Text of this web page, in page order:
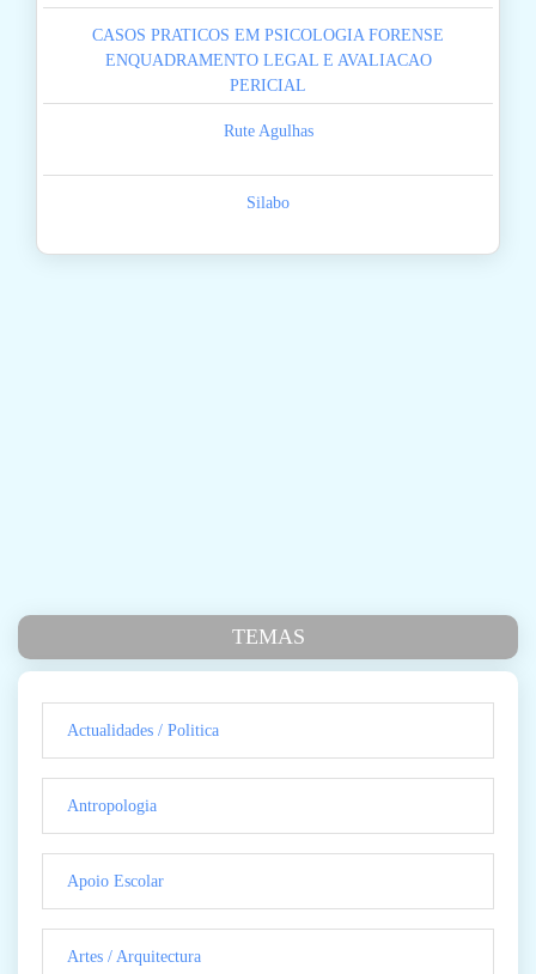
CASOS PRATICOS EM PSICOLOGIA FORENSE
ENQUADRAMENTO LEGAL E AVALIACAO
PERICIAL
Rute Agulhas
Silabo
TEMAS
Actualidades / Politica
Antropologia
Apoio Escolar
Artes / Arquitectura